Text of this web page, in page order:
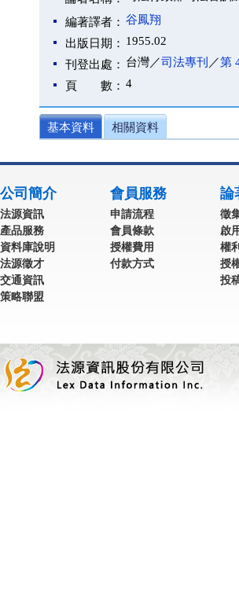
編著譯者： 谷鳳翔
出版日期： 1955.02
刊登出處： 台灣／司法專刊 ／第
頁 數： 4
基本資料 相關資料
公司簡介
法源資訊
產品服務
資料庫說明
法源徵才
交通資訊
策略聯盟
會員服務
申請流程
會員條款
授權費用
付款方式
論
徵
啟
權
授
投